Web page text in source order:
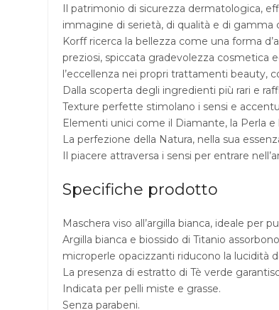
Il patrimonio di sicurezza dermatologica,
immagine di serietà, di qualità e di gamma
Korff ricerca la bellezza come una forma
preziosi, spiccata gradevolezza cosmetica
l’eccellenza nei propri trattamenti beauty,
Dalla scoperta degli ingredienti più rari e
Texture perfette stimolano i sensi e
Elementi unici come il Diamante, la Perla
La perfezione della Natura, nella sua
Il piacere attraversa i sensi per entrare
Specifiche prodotto
Maschera viso all’argilla bianca, ideale per
Argilla bianca e biossido di Titanio
microperle opacizzanti riducono la lucidità
La presenza di estratto di Tè verde
Indicata per pelli miste e grasse.
Senza parabeni.